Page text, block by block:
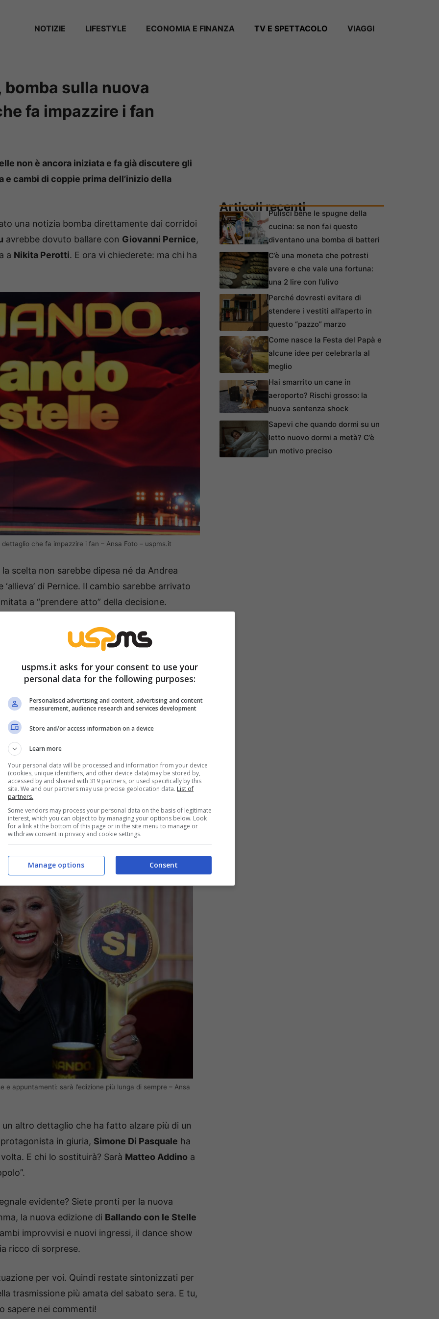
NOTIZIE LIFESTYLE ECONOMIA E FINANZA TV E SPETTACOLO VIAGGI
sulla nuova
fa impazzire i fan
non è ancora iniziata e fa già discutere gli
cambi di coppie prima dell’inizio della
una notizia bomba direttamente dai corridoi
avrebbe dovuto ballare con Giovanni Pernice,
a Nikita Perotti. E ora vi chiederete: ma chi ha
che fa impazzire i fan – Ansa Foto – uspms.it
scelta non sarebbe dipesa né da Andrea
‘allieva’ di Pernice. Il cambio sarebbe arrivato
a “prendere atto” della decisione.
di coppia? Una strategia interna? Non è
vedere che tipo di intesa nascerà tra
si parlerà o meno di questa situazione con
ricco di
sarà l’edizione più lunga di
retroscena succoso sulla nuova edizione di
quella che partirà il 27 settembre e sarà la
bellezza di 13 puntate che ci
2025.
appuntamenti: sarà l’edizione più lunga di sempre – Ansa
un altro dettaglio che ha fatto alzare più di un
in giuria, Simone Di Pasquale ha
E chi lo sostituirà? Sarà Matteo Addino a
evidente? Siete pronti per la nuova
la nuova edizione di Ballando con le Stelle
improvvisi e nuovi ingressi, il dance show
ricco di sorprese.
per voi. Quindi restate sintonizzati per
trasmissione più amata del sabato sera. E tu,
sapere nei commenti!
Articoli recentiPulisci bene le spugne della
cucina: se non fai questo
diventano una bomba di batteri
C’è una moneta che potresti
avere e che vale una fortuna:
una 2 lire con l’ulivo
Perché dovresti evitare di
stendere i vestiti all’aperto in
questo “pazzo” marzo
Come nasce la Festa del Papà e
alcune idee per celebrarla al
meglio
Hai smarrito un cane in
aeroporto? Rischi grosso: la
nuova sentenza shock
Sapevi che quando dormi su un
letto nuovo dormi a metà? C’è
un motivo preciso
uspms.it asks for your consent to use your
personal data for the following purposes:
Personalised advertising and content, advertising and content
measurement, audience research and services development
Store and/or access information on a device
Learn more
Your personal data will be processed and information from your device
(cookies, unique identifiers, and other device data) may be stored by,
accessed by and shared with 319 partners, or used specifically by this
site. We and our partners may use precise geolocation data. List of
partners.
Some vendors may process your personal data on the basis of legitimate
interest, which you can object to by managing your options below. Look
for a link at the bottom of this page or in the site menu to manage or
withdraw consent in privacy and cookie settings.
Consent
Manage options